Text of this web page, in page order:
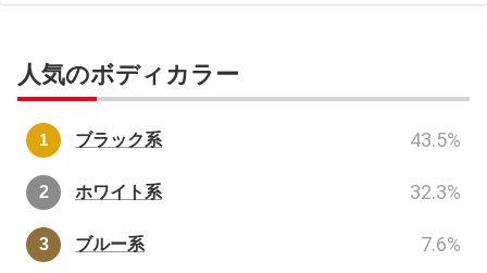
人気のボディカラー
ブラック系 43.5%
ホワイト系 32.3%
ブルー系 7.6%